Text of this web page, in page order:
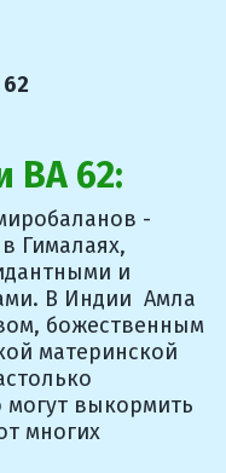
BA 62:
-
Гималаях,
и
В Индии  Амла
божественным
материнской
могут выкормить
многих